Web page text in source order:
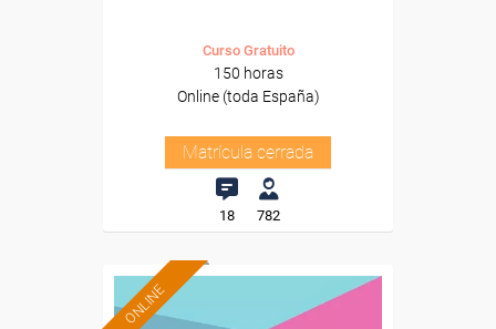
Curso Gratuito
150 horas
Online (toda España)
Matrícula cerrada
18 782
ONLINE